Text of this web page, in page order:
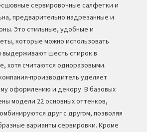
сервировочные салфетки и
предварительно надрезанные и
Это стильные, удобные и
которые можно использовать
выдерживают шесть стирок в
хотя считаются одноразовыми.
производитель уделяет
оформлению и декору. В базовых
модели 22 основных оттенков,
друг с другом, позволяя
варианты сервировки. Кроме